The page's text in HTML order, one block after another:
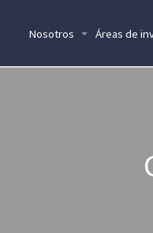
Nosotros Áreas de